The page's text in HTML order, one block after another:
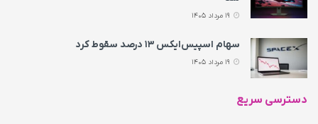
سهام اسپیس‌ایکس ۱۳ درصد سقوط کرد
دسترسی سریع